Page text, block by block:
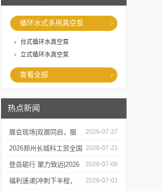
循环水式多用真空泵
台式循环水真空泵
立式循环水真空泵
查看全部
热点新闻
展会现场|双展同启，服
务在线，郑州长城科工贸
同步亮相学术盛会与校园
展！
2026-07-27
2026郑州长城科工贸全国
巡保活动开启预约！
2026-07-21
登岳砺行 聚力致远|2026
年度上半年业务经理总结
2026-07-06
福利速递|冲刺下半程， 2026-07-01